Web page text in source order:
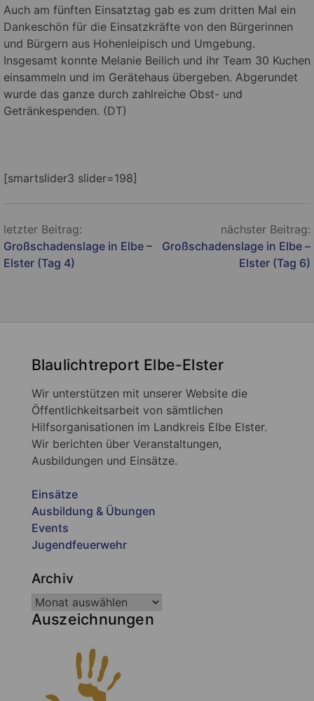
Auch am fünften Einsatztag gab es zum dritten Mal ein
Dankeschön für die Einsatzkräfte von den Bürgerinnen
und Bürgern aus Hohenleipisch und Umgebung.
Insgesamt konnte Melanie Beilich und ihr Team 30 Kuchen
einsammeln und im Gerätehaus übergeben. Abgerundet
wurde das ganze durch zahlreiche Obst- und
Getränkespenden. (DT)
[smartslider3 slider=198]
Beitragsnavigation
letzter Beitrag:
Großschadenslage in Elbe –
Elster (Tag 4)
nächster Beitrag:
Großschadenslage in Elbe –
Elster (Tag 6)
Blaulichtreport Elbe-Elster
Wir unterstützen mit unserer Website die
Öffentlichkeitsarbeit von sämtlichen
Hilfsorganisationen im Landkreis Elbe Elster.
Wir berichten über Veranstaltungen,
Ausbildungen und Einsätze.
Einsätze
Ausbildung & Übungen
Events
Jugendfeuerwehr
Archiv
Auszeichnungen